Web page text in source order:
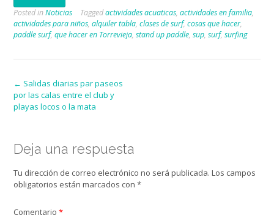
Posted inNoticias Taggedactividades acuaticas, actividades en familia,
actividades para niños, alquiler tabla, clases de surf, cosas que hacer,
paddle surf, que hacer en Torrevieja, stand up paddle, sup, surf, surfing
Post
navigation
← Salidas diarias par paseos
por las calas entre el club y
playas locos o la mata
Deja una respuesta
Tu dirección de correo electrónico no será publicada. Los campos
obligatorios están marcados con *
Comentario *